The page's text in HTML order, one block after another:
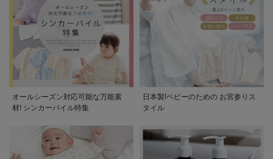
オールシーズン対応可能な万能素
材! シンカーパイル特集
日本製!ベビーのための お宮参りス
タイル